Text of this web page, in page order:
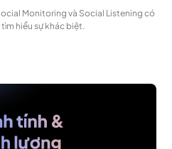
Monitoring và Social Listening có
hiểu sự khác biệt.